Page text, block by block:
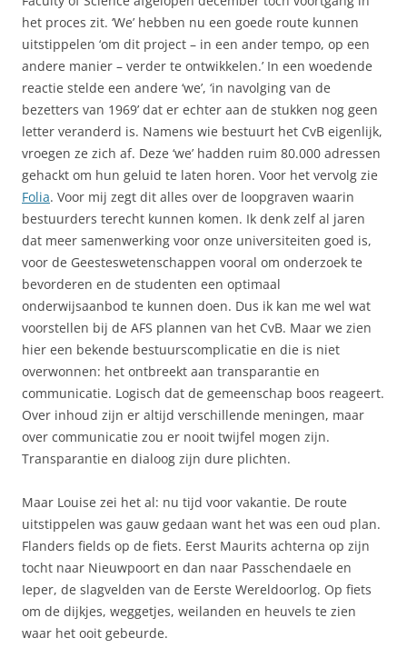
het proces zit. ‘We’ hebben nu een goede route kunnen
uitstippelen ‘om dit project – in een ander tempo, op een
andere manier – verder te ontwikkelen.’ In een woedende
reactie stelde een andere ‘we’, ‘in navolging van de
bezetters van 1969’ dat er echter aan de stukken nog geen
letter veranderd is. Namens wie bestuurt het CvB eigenlijk,
vroegen ze zich af. Deze ‘we’ hadden ruim 80.000 adressen
gehackt om hun geluid te laten horen. Voor het vervolg zie
Folia. Voor mij zegt dit alles over de loopgraven waarin
bestuurders terecht kunnen komen. Ik denk zelf al jaren
dat meer samenwerking voor onze universiteiten goed is,
voor de Geesteswetenschappen vooral om onderzoek te
bevorderen en de studenten een optimaal
onderwijsaanbod te kunnen doen. Dus ik kan me wel wat
voorstellen bij de AFS plannen van het CvB. Maar we zien
hier een bekende bestuurscomplicatie en die is niet
overwonnen: het ontbreekt aan transparantie en
communicatie. Logisch dat de gemeenschap boos reageert.
Over inhoud zijn er altijd verschillende meningen, maar
over communicatie zou er nooit twijfel mogen zijn.
Transparantie en dialoog zijn dure plichten.
Maar Louise zei het al: nu tijd voor vakantie. De route
uitstippelen was gauw gedaan want het was een oud plan.
Flanders fields op de fiets. Eerst Maurits achterna op zijn
tocht naar Nieuwpoort en dan naar Passchendaele en
Ieper, de slagvelden van de Eerste Wereldoorlog. Op fiets
om de dijkjes, weggetjes, weilanden en heuvels te zien
waar het ooit gebeurde.